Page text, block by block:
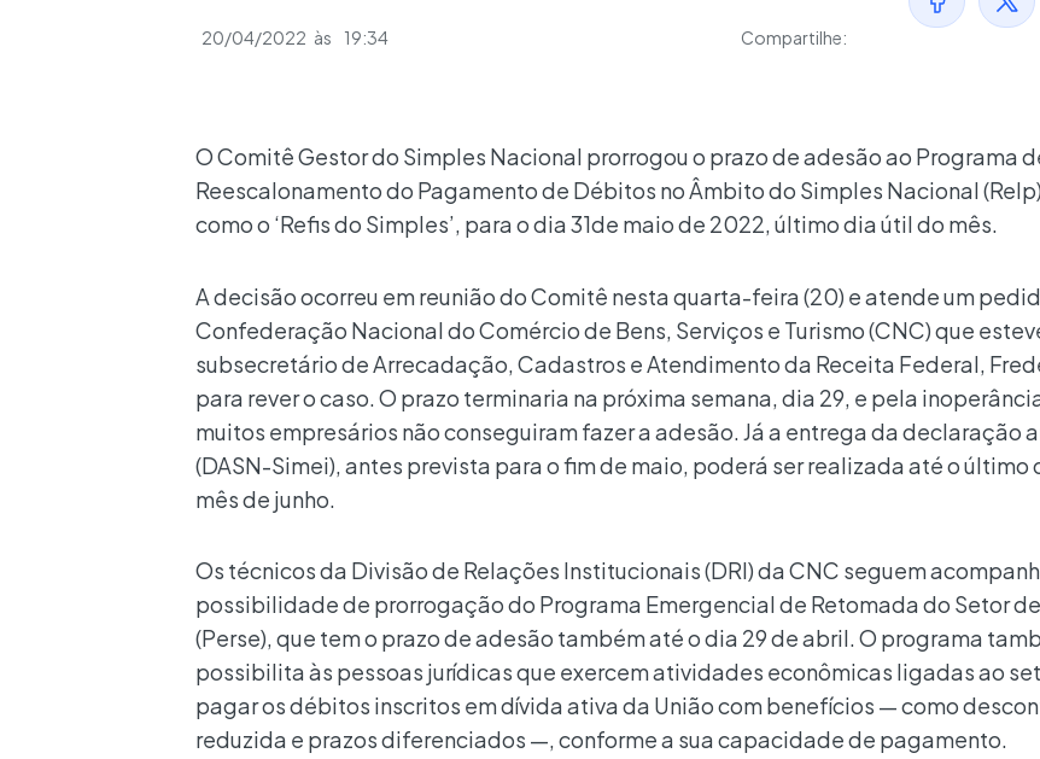
20/04/2022 às 19:34 Compartilhe:
O Comitê Gestor do Simples Nacional prorrogou o prazo de adesão ao Programa
Reescalonamento do Pagamento de Débitos no Âmbito do Simples Nacional
como o ‘Refis do Simples’, para o dia 31de maio de 2022, último dia útil do mês.
A decisão ocorreu em reunião do Comitê nesta quarta-feira (20) e atende um
Confederação Nacional do Comércio de Bens, Serviços e Turismo (CNC) que
subsecretário de Arrecadação, Cadastros e Atendimento da Receita Federal,
para rever o caso. O prazo terminaria na próxima semana, dia 29, e pela
muitos empresários não conseguiram fazer a adesão. Já a entrega da declaração
(DASN-Simei), antes prevista para o fim de maio, poderá ser realizada até o último
mês de junho.
Os técnicos da Divisão de Relações Institucionais (DRI) da CNC seguem
possibilidade de prorrogação do Programa Emergencial de Retomada do Setor
(Perse), que tem o prazo de adesão também até o dia 29 de abril. O programa
possibilita às pessoas jurídicas que exercem atividades econômicas ligadas ao
pagar os débitos inscritos em dívida ativa da União com benefícios — como
reduzida e prazos diferenciados —, conforme a sua capacidade de pagamento.